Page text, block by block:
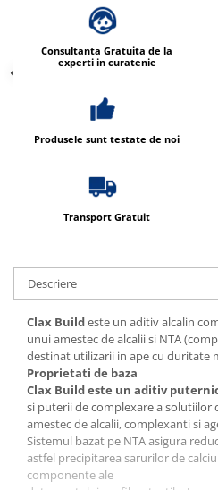
Uscatoare de maini si par
Uscatoare de maini
Uscatoare de par
Produse ingrijire personala
Crema de corp
Sampon si gel de dus
Sapun spuma
Acoperitori toaleta
Hartie igienica
Prosoape hartie pliate
Pungi igienice
Role hartie industriala
Role prosop hartie
Servetele masa & faciale
Consultanta Gratuita de la
experti in curatenie
Produsele sunt testate de noi
Transport Gratuit
Descriere
Clax Buildeste un aditiv alcalin
unui amestec de alcalii si NTA
destinat utilizarii in ape cu duritate
Proprietati de baza
Clax Build este un aditiv
si puterii decomplexare a solutiilor
amestec de alcalii, complexanti si
Sistemul bazat pe NTA asigura
astfel precipitarea sarurilor de
componente ale